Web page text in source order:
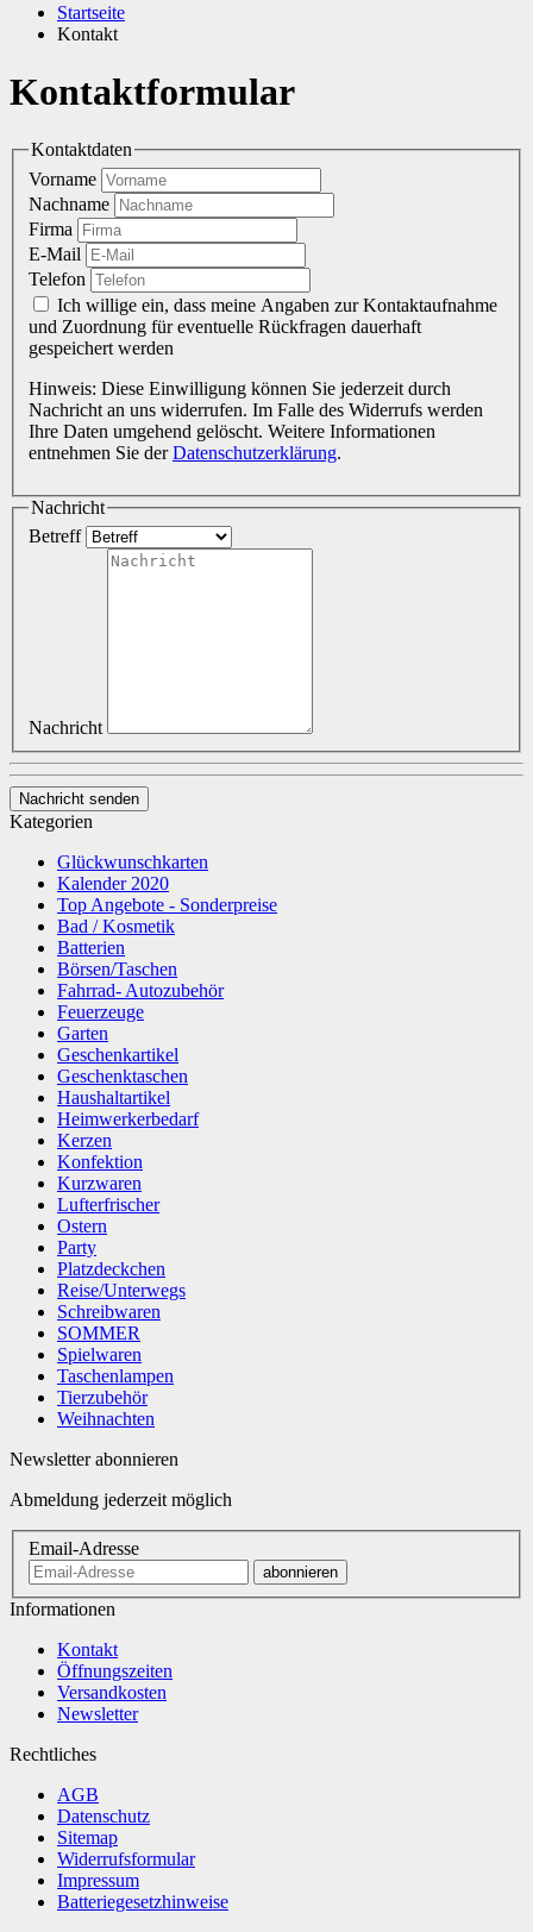
Startseite
Kontakt
Kontaktformular
Kontaktdaten
Vorname
Nachname
Firma
E-Mail
Telefon
und Zuordnung für eventuelle Rückfragen dauerhaft
gespeichert werden
Hinweis: Diese Einwilligung können Sie jederzeit durch
Nachricht an uns widerrufen. Im Falle des Widerrufs werden
Ihre Daten umgehend gelöscht. Weitere Informationen
entnehmen Sie derDatenschutzerklärung.
Nachricht
Betreff
Nachricht
Nachricht senden
Kategorien
Glückwunschkarten
Kalender 2020
Top Angebote - Sonderpreise
Bad / Kosmetik
Batterien
Börsen/Taschen
Fahrrad- Autozubehör
Feuerzeuge
Garten
Geschenkartikel
Geschenktaschen
Haushaltartikel
Heimwerkerbedarf
Kerzen
Konfektion
Kurzwaren
Lufterfrischer
Ostern
Party
Platzdeckchen
Reise/Unterwegs
Schreibwaren
SOMMER
Spielwaren
Taschenlampen
Tierzubehör
Weihnachten
Newsletter abonnieren
Abmeldung jederzeit möglich
Email-Adresse
abonnieren
Informationen
Kontakt
Öffnungszeiten
Versandkosten
Newsletter
Rechtliches
AGB
Datenschutz
Sitemap
Widerrufsformular
Impressum
Batteriegesetzhinweise